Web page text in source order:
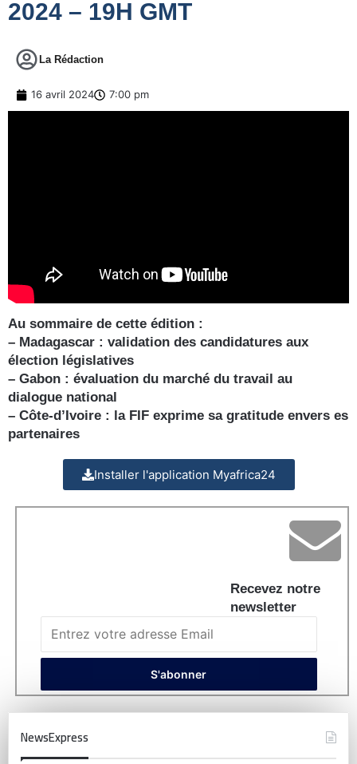
2024 – 19H GMT
La Rédaction
16 avril 2024 7:00 pm
Au sommaire de cette édition :
– Madagascar : validation des candidatures aux
élection législatives
– Gabon : évaluation du marché du travail au
dialogue national
– Côte-d’Ivoire : la FIF exprime sa gratitude envers es
partenaires
Installer l'application Myafrica24
Recevez notre
newsletter
NewsExpress